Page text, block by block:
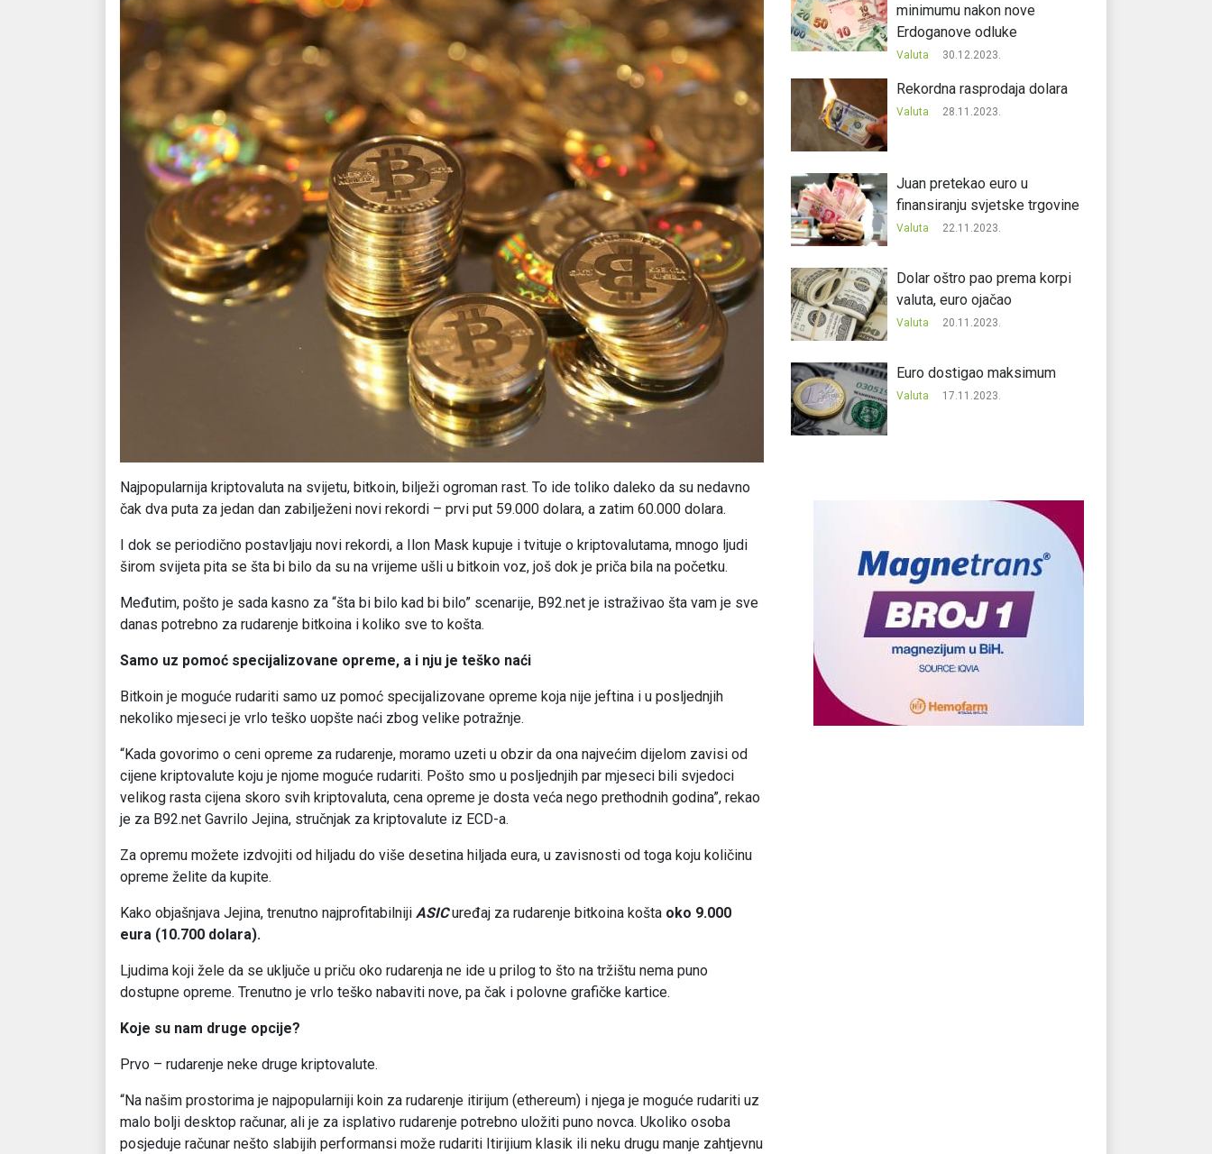
Najpopularnija kriptovaluta na svijetu, bitkoin, bilježi ogroman rast. To ide toliko daleko da su nedavno
čak dva puta za jedan dan zabilježeni novi rekordi – prvi put 59.000 dolara, a zatim 60.000 dolara.
I dok se periodično postavljaju novi rekordi, a Ilon Mask kupuje i tvituje o kriptovalutama, mnogo ljudi
širom svijeta pita se šta bi bilo da su na vrijeme ušli u bitkoin voz, još dok je priča bila na početku.
Međutim, pošto je sada kasno za “šta bi bilo kad bi bilo” scenarije, B92.net je istraživao šta vam je sve
danas potrebno za rudarenje bitkoina i koliko sve to košta.
Samo uz pomoć specijalizovane opreme, a i nju je teško naći
Bitkoin je moguće rudariti samo uz pomoć specijalizovane opreme koja nije jeftina i u posljednjih
nekoliko mjeseci je vrlo teško uopšte naći zbog velike potražnje.
“Kada govorimo o ceni opreme za rudarenje, moramo uzeti u obzir da ona najvećim dijelom zavisi od
cijene kriptovalute koju je njome moguće rudariti. Pošto smo u posljednjih par mjeseci bili svjedoci
velikog rasta cijena skoro svih kriptovaluta, cena opreme je dosta veća nego prethodnih godina”, rekao
je za B92.net Gavrilo Jejina, stručnjak za kriptovalute iz ECD-a.
Za opremu možete izdvojiti od hiljadu do više desetina hiljada eura, u zavisnosti od toga koju količinu
opreme želite da kupite.
Kako objašnjava Jejina, trenutno najprofitabilniji ASIC uređaj za rudarenje bitkoina košta oko 9.000
eura (10.700 dolara).
Ljudima koji žele da se uključe u priču oko rudarenja ne ide u prilog to što na tržištu nema puno
dostupne opreme. Trenutno je vrlo teško nabaviti nove, pa čak i polovne grafičke kartice.
Koje su nam druge opcije?
Prvo – rudarenje neke druge kriptovalute.
“Na našim prostorima je najpopularniji koin za rudarenje itirijum (ethereum) i njega je moguće rudariti uz
malo bolji desktop računar, ali je za isplativo rudarenje potrebno uložiti puno novca. Ukoliko osoba
posjeduje računar nešto slabijih performansi može rudariti Itirijium klasik ili neku drugu manje zahtjevnu
minimumu nakon nove
Erdoganove odluke
Valuta 30.12.2023.
Rekordna rasprodaja dolara
Valuta 28.11.2023.
Juan pretekao euro u
finansiranju svjetske trgovine
Valuta 22.11.2023.
Dolar oštro pao prema korpi
valuta, euro ojačao
Valuta 20.11.2023.
Еuro dostigao maksimum
Valuta 17.11.2023.